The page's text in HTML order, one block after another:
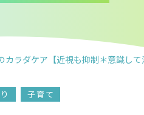
カラダケア【近視も抑制＊意識し
子育て